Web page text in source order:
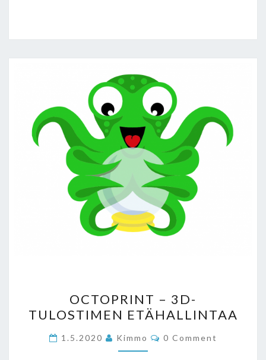
–
3D-
TULOSTIMEN
ETÄHALLINTAA
OCTOPRINT – 3D-
TULOSTIMEN ETÄHALLINTAA
1.5.2020 Kimmo Comments
0 Comment